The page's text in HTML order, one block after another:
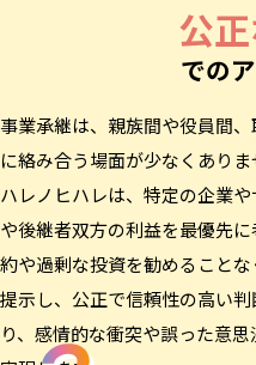
公
での
事業承継は、親族間や役員間
に絡み合う場面が少なくありま
ハレノヒハレは、特定の企業
や後継者双方の利益を最優先
約や過剰な投資を勧めること
提示し、公正で信頼性の高い
り、感情的な衝突や誤った意